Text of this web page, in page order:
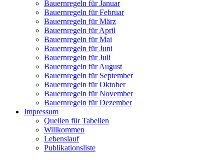
Bauernregeln für Januar
Bauernregeln für Februar
Bauernregeln für März
Bauernregeln für April
Bauernregeln für Mai
Bauernregeln für Juni
Bauernregeln für Juli
Bauernregeln für August
Bauernregeln für September
Bauernregeln für Oktober
Bauernregeln für November
Bauernregeln für Dezember
Impressum
Quellen für Tabellen
Willkommen
Lebenslauf
Publikationsliste